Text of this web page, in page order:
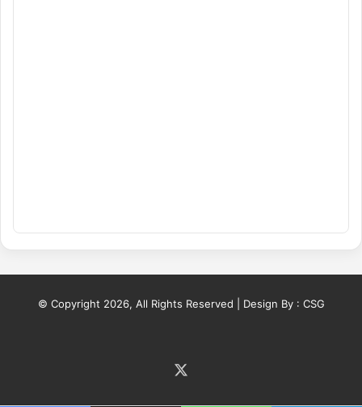
© Copyright 2026, All Rights Reserved | Design By : CSG